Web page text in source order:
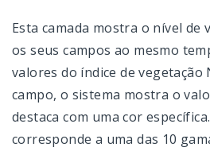
Esta camada mostra o nível de
os seus campos ao mesmo
valores do índice de vegetação
campo, o sistema mostra o
destaca com uma cor
corresponde a uma das 10